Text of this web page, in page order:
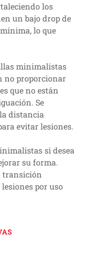
los
un bajo drop de
lo que
minimalistas
no proporcionar
que no están
Se
distancia
evitar lesiones.
si desea
su forma.
transición
por uso